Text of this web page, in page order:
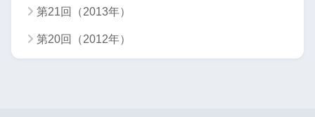
第21回（2013年）
第20回（2012年）